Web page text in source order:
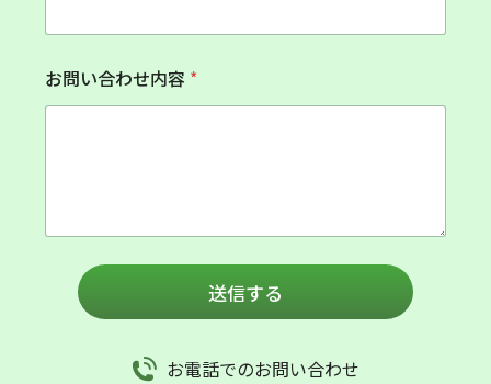
わ
内
容
電
ル
お問い合わせ内容 *
送信する
お電話でのお問い合わせ